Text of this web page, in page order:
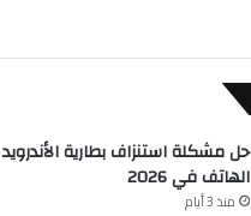
حل مشكلة استنزاف بطارية الأندرويد
الهاتف في 2026
منذ 3 أيام